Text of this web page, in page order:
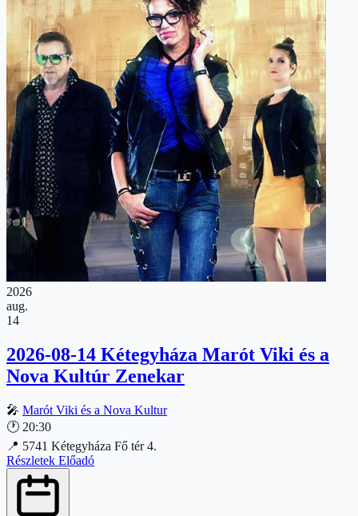
2026
aug.
14
2026-08-14 Kétegyháza Marót Viki és a
Nova Kultúr Zenekar
🎤 Marót Viki és a Nova Kultur
🕐 20:30
📍 5741 Kétegyháza Fő tér 4.
Részletek Előadó